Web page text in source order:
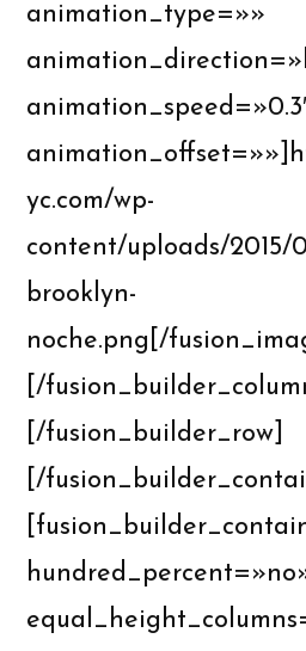
animation_type=»»
yc.com/wp-
content/uploads/2015/
brooklyn-
noche.png[/
[/
[/fusion_builder_row]
[/